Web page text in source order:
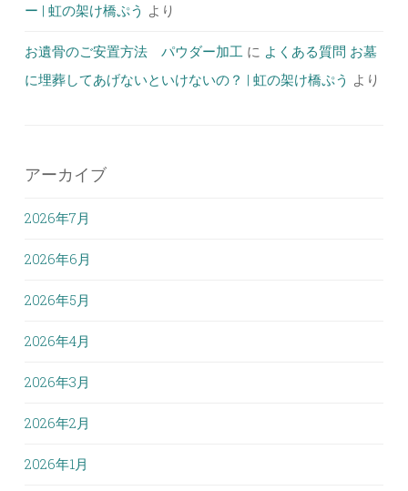
ー | 虹の架け橋ぷう より
お遺骨のご安置方法 パウダー加工 に よくある質問 お墓
に埋葬してあげないといけないの？ | 虹の架け橋ぷう より
アーカイブ
2026年7月
2026年6月
2026年5月
2026年4月
2026年3月
2026年2月
2026年1月